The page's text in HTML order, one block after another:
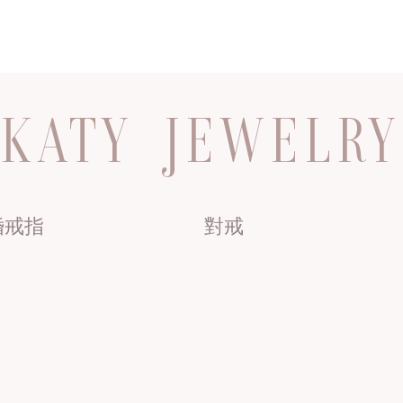
指 對戒
KATY JEWELRY